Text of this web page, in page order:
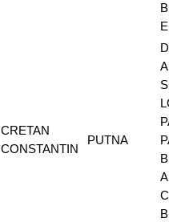
CRETAN
CONSTANTIN
PUTNA